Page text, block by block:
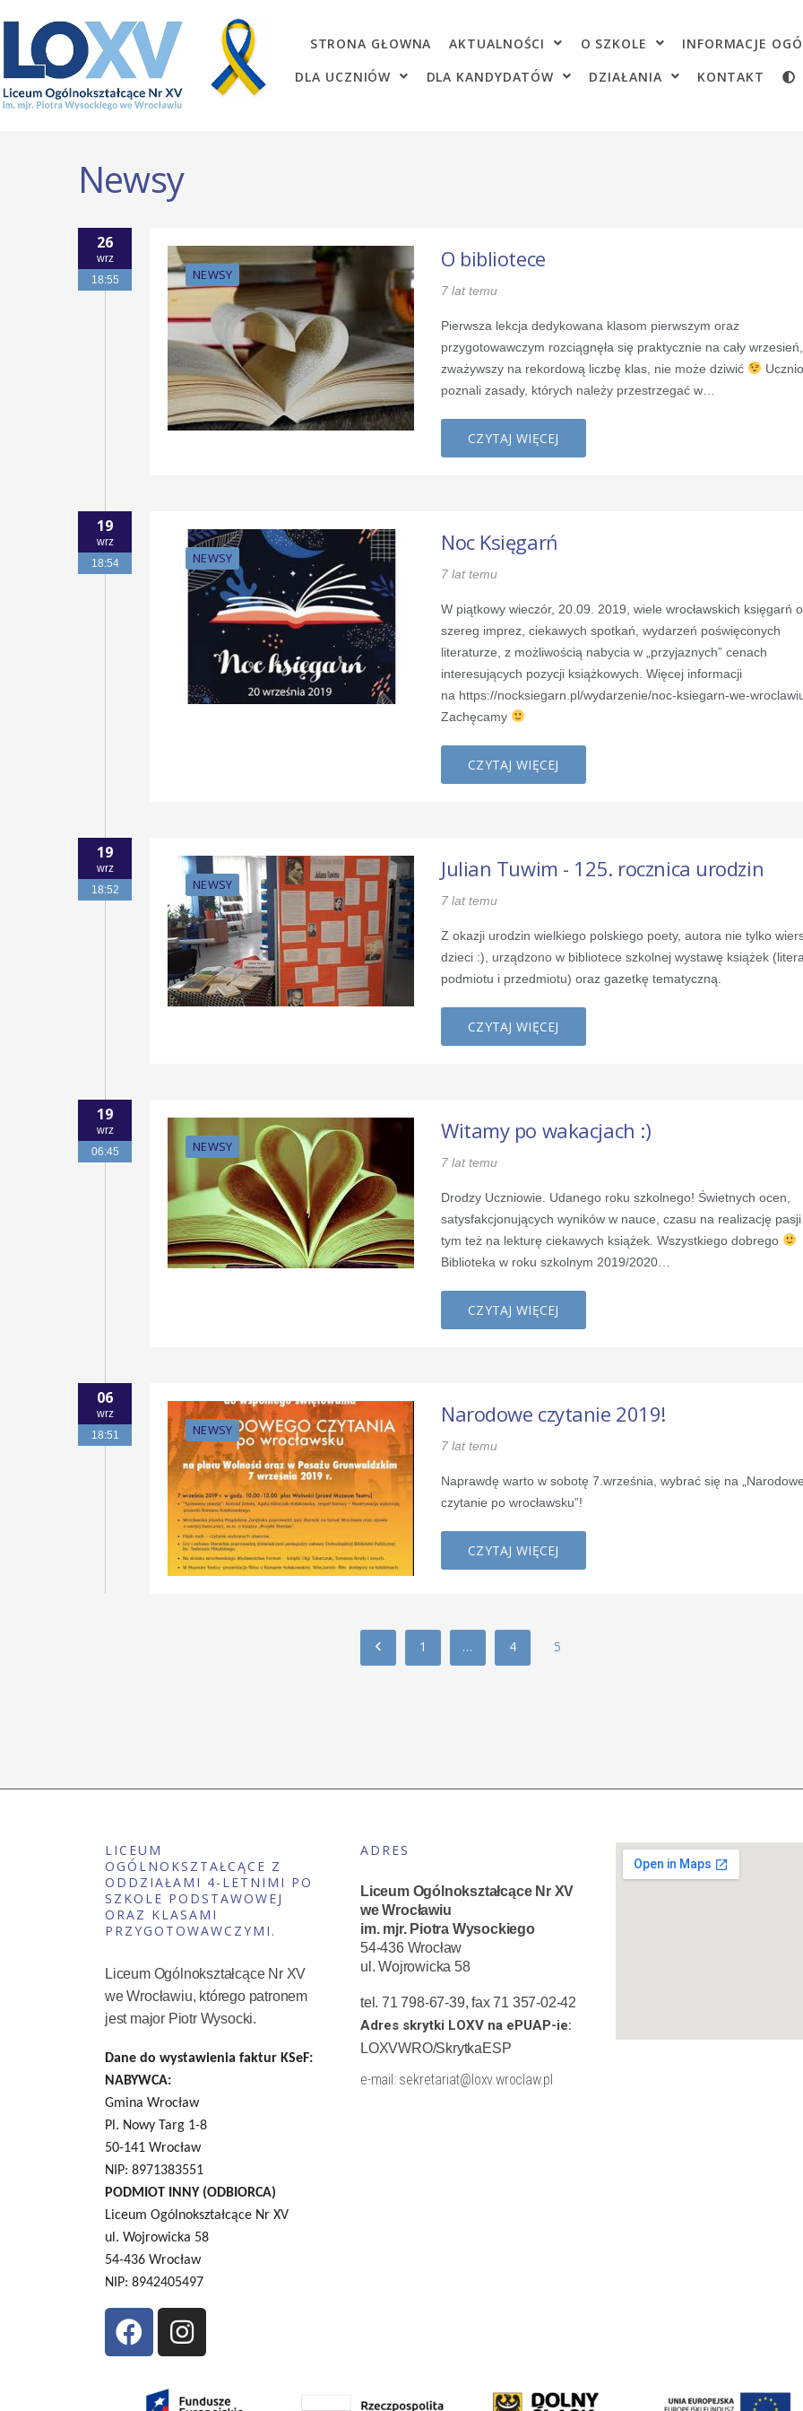
STRONA GŁOWNA AKTUALNOŚCI O SZKOLE INFORMACJE
DLA UCZNIÓW
DLA KANDYDATÓW DZIAŁANIA KONTAKT
Newsy
26
wrz
18:55
NEWSY
O bibliotece
7 lat temu
Pierwsza lekcja dedykowana klasom pierwszym oraz
przygotowawczym rozciągnęła się praktycznie na cały
zważywszy na rekordową liczbę klas, nie może dziwić
poznali zasady, których należy przestrzegać w…
CZYTAJ WIĘCEJ
19
wrz
18:54
NEWSY
Noc Księgarń
7 lat temu
W piątkowy wieczór, 20.09. 2019, wiele wrocławskich księgarń
szereg imprez, ciekawych spotkań, wydarzeń poświęconych
literaturze, z możliwością nabycia w „przyjaznych” cenach
interesujących pozycji książkowych. Więcej informacji
na https://nocksiegarn.pl/wydarzenie/noc-ksiegarn-we-
Zachęcamy
CZYTAJ WIĘCEJ
19
wrz
18:52
NEWSY
Julian Tuwim - 125. rocznica urodzin
7 lat temu
Z okazji urodzin wielkiego polskiego poety, autora nie tylko
dzieci :), urządzono w bibliotece szkolnej wystawę książek
podmiotu i przedmiotu) oraz gazetkę tematyczną.
CZYTAJ WIĘCEJ
19
wrz
06:45
NEWSY
Witamy po wakacjach :)
7 lat temu
Drodzy Uczniowie. Udanego roku szkolnego! Świetnych ocen,
satysfakcjonujących wyników w nauce, czasu na realizację
tym też na lekturę ciekawych książek. Wszystkiego dobrego
Biblioteka w roku szkolnym 2019/2020…
CZYTAJ WIĘCEJ
06
wrz
18:51
NEWSY
Narodowe czytanie 2019!
7 lat temu
Naprawdę warto w sobotę 7.września, wybrać się na „Narodowe
czytanie po wrocławsku”!
CZYTAJ WIĘCEJ
1 … 4 5
LICEUM
OGÓLNOKSZTAŁCĄCE Z
ODDZIAŁAMI 4-LETNIMI PO
SZKOLE PODSTAWOWEJ
ORAZ KLASAMI
PRZYGOTOWAWCZYMI.
Liceum Ogólnokształcące Nr XV
we Wrocławiu, którego patronem
jest major Piotr Wysocki.
Dane do wystawienia faktur KSeF:
NABYWCA:
Gmina Wrocław
Pl. Nowy Targ 1-8
50-141 Wrocław
NIP: 8971383551
PODMIOT INNY (ODBIORCA)
Liceum Ogólnokształcące Nr XV
ul. Wojrowicka 58
54-436 Wrocław
NIP: 8942405497
ADRES
Liceum Ogólnokształcące Nr XV
we Wrocławiu
im. mjr. Piotra Wysockiego
54-436 Wrocław
ul. Wojrowicka 58
tel. 71 798-67-39, fax 71 357-02-42
Adres skrytki LOXV na ePUAP-ie:
LOXVWRO/SkrytkaESP
e-mail: sekretariat@loxv.wroclaw.pl